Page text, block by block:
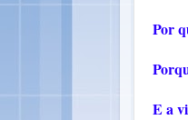
Por
E a